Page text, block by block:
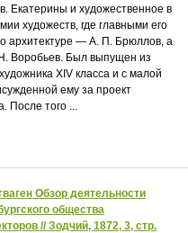
Екатерины и художественное в
художеств, где главными его
архитектуре — А. П. Брюллов, а
Воробьев. Был выпущен из
XIV класса и с малой
ему за проект
После того ...
Обзор деятельности
общества
// Зодчий, 1872, 3, стр.